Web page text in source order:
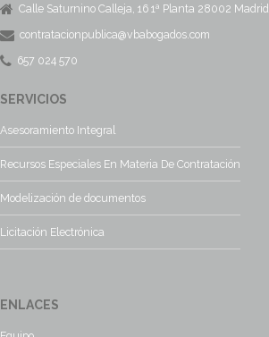
Calle Saturnino Calleja, 16 1ª Planta 28002 Madrid
contratacionpublica@vbabogados.com
657 024 570
SERVICIOS
Asesoramiento Integral
Recursos Especiales En Materia De Contratación
Modelización de documentos
Licitación Electrónica
ENLACES